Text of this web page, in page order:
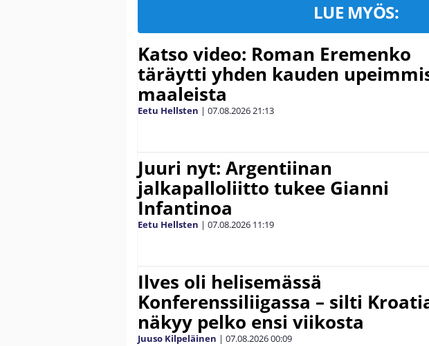
LUE MYÖS:
Katso video: Roman Eremenko
täräytti yhden kauden
maaleista
Eetu Hellsten | 07.08.202621:13
Juuri nyt: Argentiinan
jalkapalloliitto tukee Gianni
Infantinoa
Eetu Hellsten | 07.08.2026 11:19
Ilves oli helisemässä
Konferenssiliigassa – silti
näkyy pelko ensi viikosta
Juuso Kilpeläinen | 07.08.202600:09